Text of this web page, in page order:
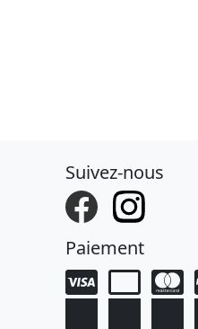
Suivez-nous
Paiement